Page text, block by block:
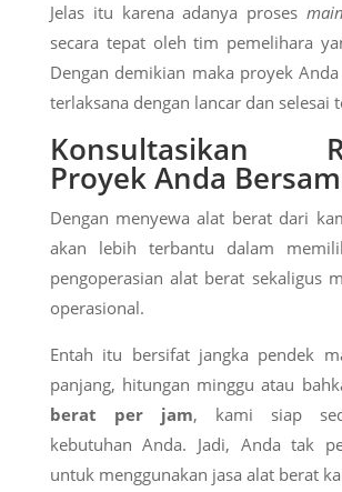
Jelas itu karena adanya proses
secara tepat oleh tim pemelihara
Dengan demikian maka proyek
terlaksana dengan lancar dan selesai
Konsultasikan
Proyek Anda
Dengan menyewa alat berat dari
akan lebih terbantu dalam
pengoperasian alat berat sekaligus
operasional.
Entah itu bersifat jangka pendek
panjang, hitungan minggu atau
berat per jam, kami siap
kebutuhan Anda. Jadi, Anda tak
untuk menggunakan jasa alat berat